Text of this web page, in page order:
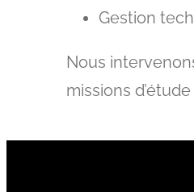
Gestion
Nous
missions